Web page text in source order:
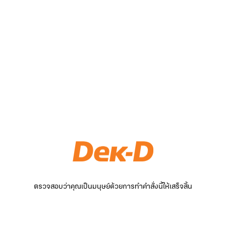
ตรวจสอบว่าคุณเป็นมนุษย์ด้วยการทำคำสั่งนี้ให้เสร็จสิ้น